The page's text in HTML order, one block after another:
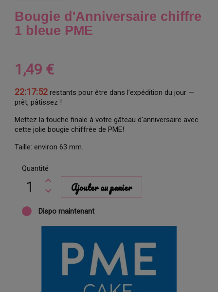
Bougie d'Anniversaire chiffre
1 bleue PME
1,49 €
22:17:51 restants pour être dans l’expédition du jour —
prêt, pâtissez !
Mettez la touche finale à votre gâteau d'anniversaire avec
cette jolie bougie chiffrée de PME!
Taille: environ 63 mm.
Quantité
Ajouter au panier
Dispo maintenant